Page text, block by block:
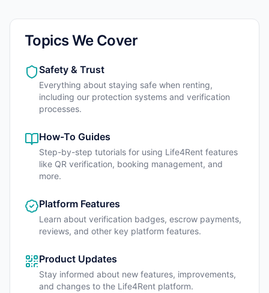
Topics We Cover
Safety & Trust
Everything about staying safe when renting,
including our protection systems and verification
processes.
How-To Guides
Step-by-step tutorials for using Life4Rent features
like QR verification, booking management, and
more.
Platform Features
Learn about verification badges, escrow payments,
reviews, and other key platform features.
Product Updates
Stay informed about new features, improvements,
and changes to the Life4Rent platform.